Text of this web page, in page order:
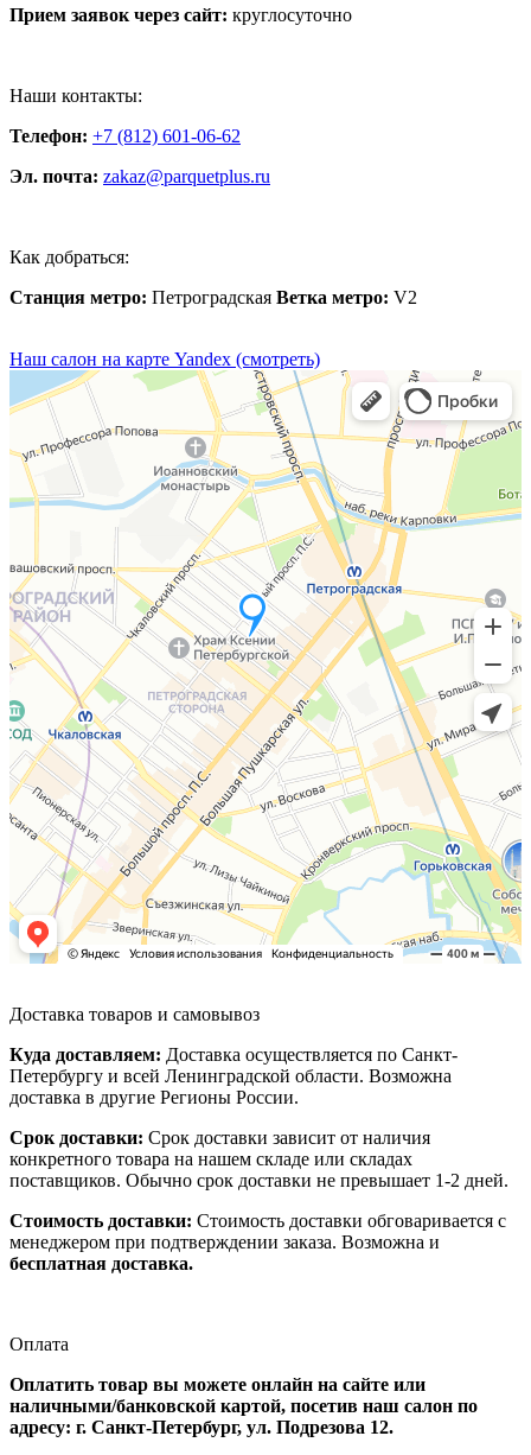
Прием заявок через сайт: круглосуточно
Наши контакты:
Телефон: +7 (812) 601-06-62
Эл. почта: zakaz@parquetplus.ru
Как добраться:
Станция метро: Петроградская Ветка метро: V2
Наш салон на карте Yandex (смотреть)
Доставка товаров и самовывоз
Куда доставляем: Доставка осуществляется по Санкт-
Петербургу и всей Ленинградской области. Возможна
доставка в другие Регионы России.
Срок доставки: Срок доставки зависит от наличия
конкретного товара на нашем складе или складах
поставщиков. Обычно срок доставки не превышает 1-2 дней.
Стоимость доставки: Стоимость доставки обговаривается с
менеджером при подтверждении заказа. Возможна и
бесплатная доставка.
Оплата
Оплатить товар вы можете онлайн на сайте или
наличными/банковской картой, посетив наш салон по
адресу: г. Санкт-Петербург, ул. Подрезова 12.